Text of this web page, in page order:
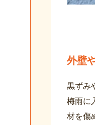
外壁
黒ずみ
梅雨に
材を傷